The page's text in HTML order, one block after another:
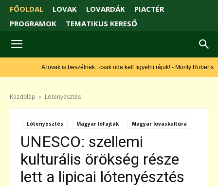
FŐOLDAL LOVAK LOVARDÁK
PIACTÉR
PROGRAMOK
TEMATIKUS KERESŐ
A lovak is beszélnek...csak oda kell figyelni rájuk! - Monty Roberts
Kezdőlap Lótenyésztés
Lótenyésztés Magyar lófajták Magyar lovaskultúra
UNESCO: szellemi
kulturális örökség része
lett a lipicai lótenyésztés